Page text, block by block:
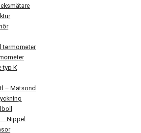
termometer
typ K
– Mätsond
Nippel